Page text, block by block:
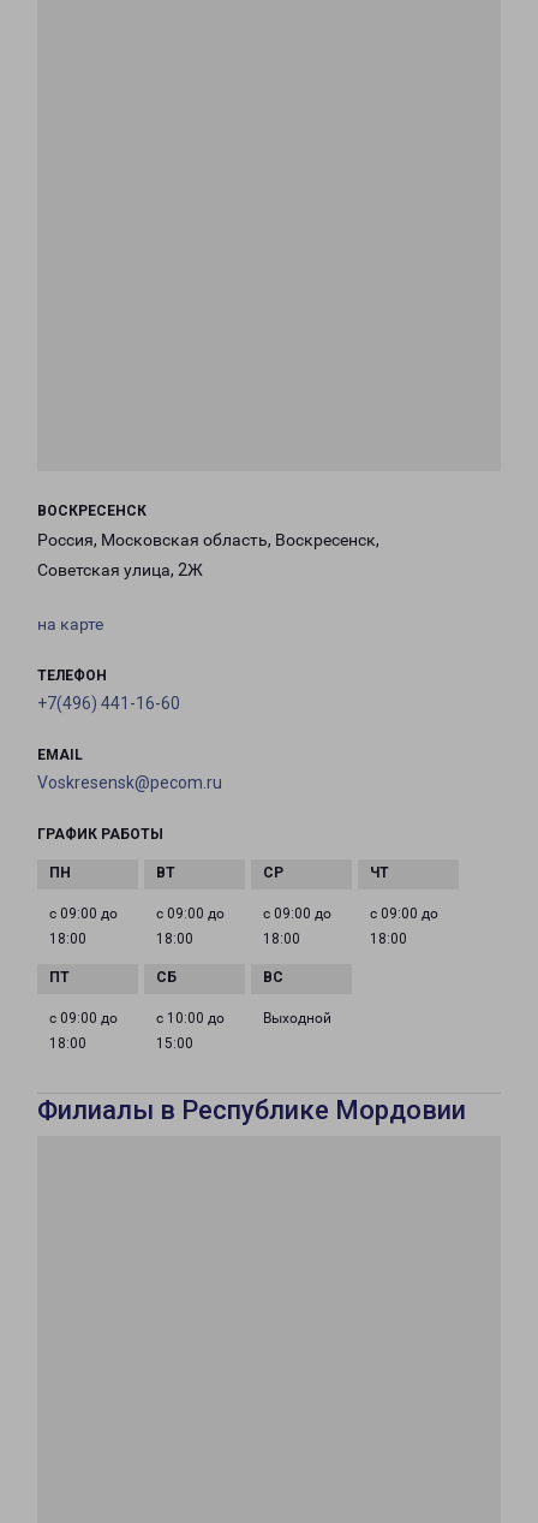
ВОСКРЕСЕНСК
Россия, Московская область, Воскресенск,
Советская улица, 2Ж
на карте
ТЕЛЕФОН
+7(496) 441-16-60
EMAIL
Voskresensk@pecom.ru
ГРАФИК РАБОТЫ
с 09:00 до
18:00
с 09:00 до
18:00
с 09:00 до
18:00
с 09:00 до
18:00
с 09:00 до
18:00
с 10:00 до
15:00
Выходной
Филиалы в Республике Мордовии